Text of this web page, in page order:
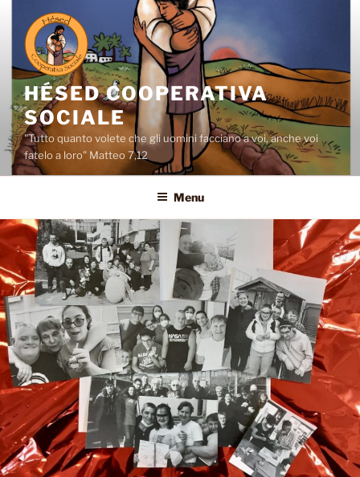
contenuto
HÉSED COOPERATIVA
SOCIALE
"Tutto quanto volete che gli uomini facciano a voi, anche voi
fatelo a loro" Matteo 7,12
Menu